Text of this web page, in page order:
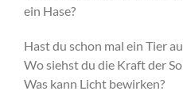
ein Hase?
Hast du schon mal ein Tier
Wo siehst du die Kraft der
Was kann Licht bewirken?